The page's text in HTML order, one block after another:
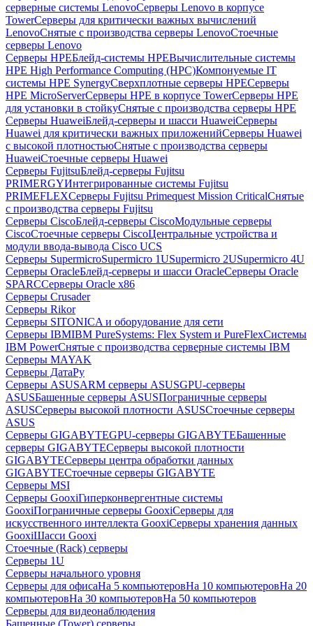
серверные системы LenovoСерверы Lenovo в корпусе
TowerСерверы для критически важных вычислений
LenovoСнятые с производства серверы LenovoСтоечные
серверы Lenovo
Серверы HPEБлейд-системы HPEВычислительные системы
HPE High Performance Computing (HPC)Компонуемые IT
системы HPE SynergyСверхплотные серверы HPEСерверы
HPE MicroServerСерверы HPE в корпусе TowerСерверы HPE
для установки в стойкуСнятые с производства серверы HPE
Серверы HuaweiБлейд-серверы и шасси HuaweiСерверы
Huawei для критически важных приложенийСерверы Huawei
с высокой плотностьюСнятые с производства серверы
HuaweiСтоечные серверы Huawei
Серверы FujitsuБлейд-серверы Fujitsu
PRIMERGYИнтегрированные системы Fujitsu
PRIMEFLEXСерверы Fujitsu Primequest Mission CriticalСнятые
с производства серверы Fujitsu
Серверы CiscoБлейд-серверы CiscoМодульные серверы
CiscoСтоечные серверы CiscoЦентральные устройства и
модули ввода-вывода Cisco UCS
Серверы SupermicroSupermicro 1USupermicro 2USupermicro 4U
Серверы OracleБлейд-серверы и шасси OracleСерверы Oracle
SPARCСерверы Oracle x86
Серверы Crusader
Серверы Rikor
Серверы SITONICA и оборудование для сети
Серверы IBMIBM PureSystems: Flex System и PureFlexСистемы
IBM PowerСнятые с производства серверные системы IBM
Серверы MAYAK
Серверы ДатаРу
Серверы ASUSARM серверы ASUSGPU-серверы
ASUSБашенные серверы ASUSПограничные серверы
ASUSСерверы высокой плотности ASUSСтоечные серверы
ASUS
Серверы GIGABYTEGPU-серверы GIGABYTEБашенные
серверы GIGABYTEСерверы высокой плотности
GIGABYTEСерверы центра обработки данных
GIGABYTEСтоечные серверы GIGABYTE
Серверы MSI
Серверы GooxiГиперконвергентные системы
GooxiПограничные серверы GooxiСерверы для
искусственного интеллекта GooxiСерверы хранения данных
GooxiШасси Gooxi
Стоечные (Rack) серверы
Серверы 1U
Серверы начального уровня
Серверы для офисаНа 5 компьютеровНа 10 компьютеровНа 20
компьютеровНа 30 компьютеровНа 50 компьютеров
Серверы для видеонаблюдения
Башенные (Tower) серверы